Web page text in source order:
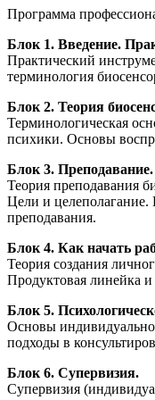
Программа
Блок 1. Введение.
Практический
терминология
Блок 2. Теория
Терминологическая
психики. Основы
Блок 3. Преподавание.
Теория преподавания
Цели и целеполагание.
преподавания.
Блок 4. Как начать
Теория создания
Продуктовая линейка
Блок 5.
Основы
подходы в
Блок 6. Супервизия.
Супервизия